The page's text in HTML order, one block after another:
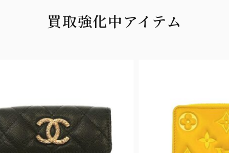
買取強化中アイテム